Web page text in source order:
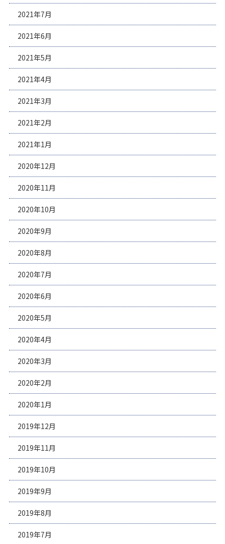
2021年7月
2021年6月
2021年5月
2021年4月
2021年3月
2021年2月
2021年1月
2020年12月
2020年11月
2020年10月
2020年9月
2020年8月
2020年7月
2020年6月
2020年5月
2020年4月
2020年3月
2020年2月
2020年1月
2019年12月
2019年11月
2019年10月
2019年9月
2019年8月
2019年7月